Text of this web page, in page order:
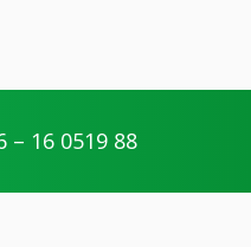
– 16 0519 88